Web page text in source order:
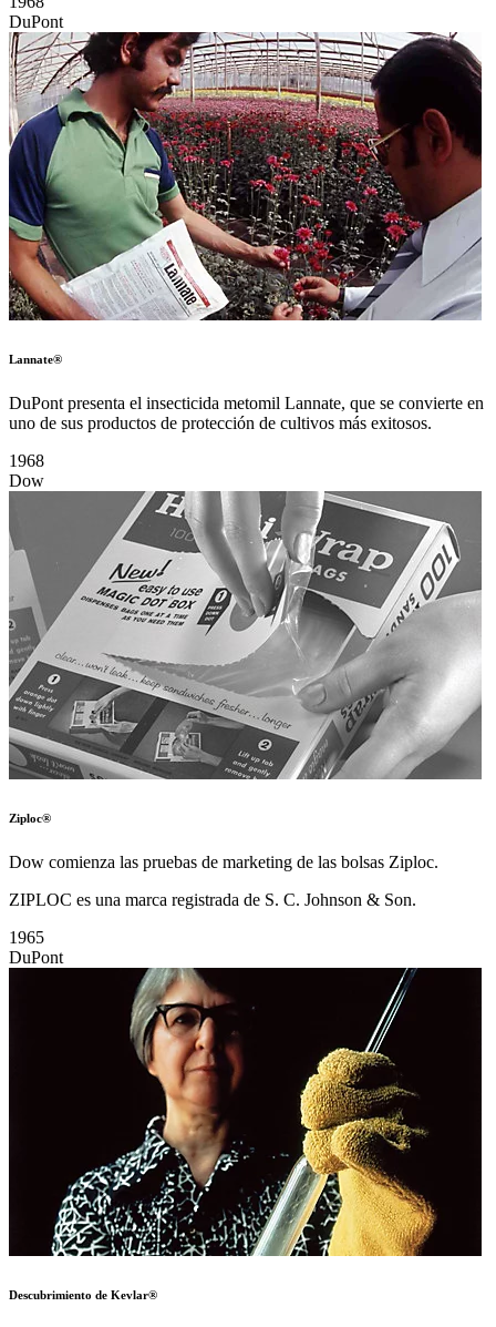
DuPont
Lannate®
DuPont presenta el insecticida metomil Lannate, que se convierte en
uno de sus productos de protección de cultivos más exitosos.
1968
Dow
Ziploc®
Dow comienza las pruebas de marketing de las bolsas Ziploc.
ZIPLOC es una marca registrada de S. C. Johnson & Son.
1965
DuPont
Descubrimiento de Kevlar®